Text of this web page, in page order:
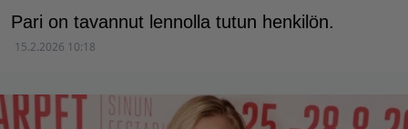
Pari on tavannut lennolla tutun henkilön.
15.2.2026 10:18